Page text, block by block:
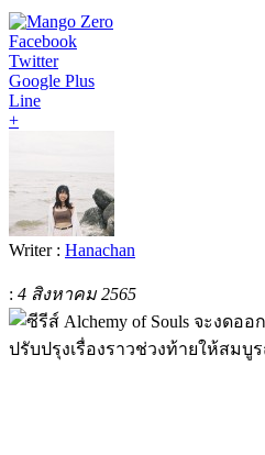
Facebook
Twitter
Google Plus
Line
+
Writer : Hanachan
: 4 สิงหาคม 2565